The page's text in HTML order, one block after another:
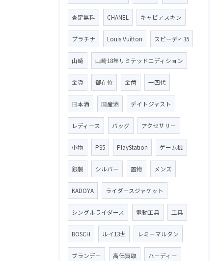
査定無料 CHANEL キャビアスキン
プラチナ Louis Vuitton スピーディ35
山崎 山崎18年リミテッドエディション
金貨 御在位 金歯 十四代
日本酒 国産酒 デイトジャスト
レディース バッグ アクセサリー
小物 PS5 PlayStation ゲーム機
銀製 シルバー 置物 メンズ
KADOYA ライダースジャケット
シングルライダース 電動工具 工具
BOSCH ルイ13世 レミーマルタン
ブランデー 高価買取 ハーディー